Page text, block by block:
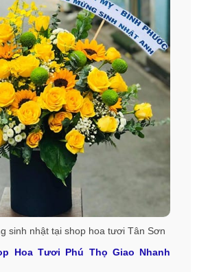
sinh nhật tại shop hoa tươi Tân Sơn
Hoa Tươi Phú Thọ Giao Nhanh